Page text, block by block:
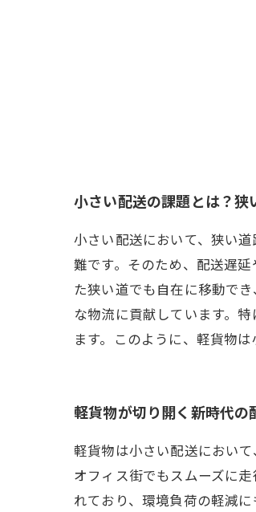
小さい配送の課題とは？
小さい配送において、狭い
難です。そのため、配送遅
た狭い道でも自在に移動で
な物流に貢献しています。
ます。このように、軽貨物
軽貨物が切り開く新時代
軽貨物は小さい配送におい
オフィス街でもスムーズに
れており、環境負荷の軽減